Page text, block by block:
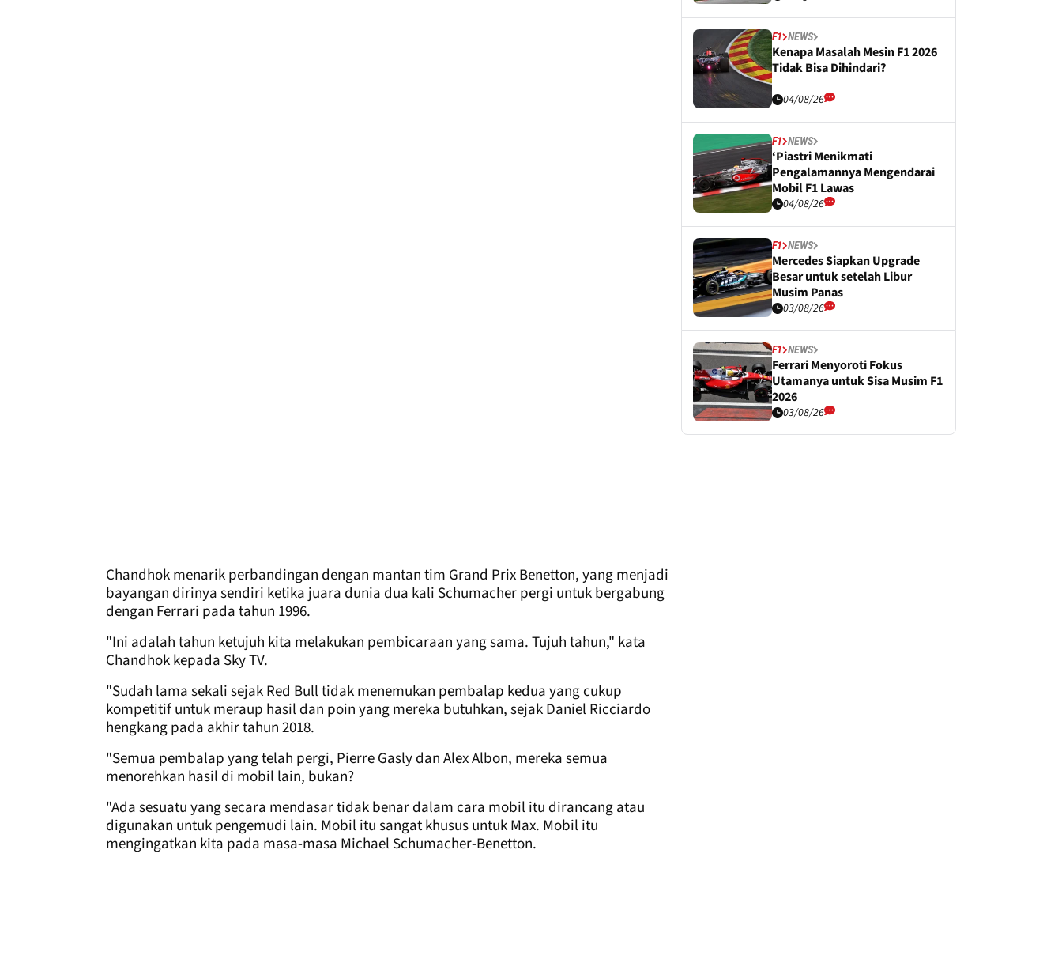
Chandhok menarik perbandingan dengan mantan tim Grand Prix Benetton, yang menjadi
bayangan dirinya sendiri ketika juara dunia dua kali Schumacher pergi untuk bergabung
dengan Ferrari pada tahun 1996.
"Ini adalah tahun ketujuh kita melakukan pembicaraan yang sama. Tujuh tahun," kata
Chandhok kepada Sky TV.
"Sudah lama sekali sejak Red Bull tidak menemukan pembalap kedua yang cukup
kompetitif untuk meraup hasil dan poin yang mereka butuhkan, sejak Daniel Ricciardo
hengkang pada akhir tahun 2018.
"Semua pembalap yang telah pergi, Pierre Gasly dan Alex Albon, mereka semua
menorehkan hasil di mobil lain, bukan?
"Ada sesuatu yang secara mendasar tidak benar dalam cara mobil itu dirancang atau
digunakan untuk pengemudi lain. Mobil itu sangat khusus untuk Max. Mobil itu
mengingatkan kita pada masa-masa Michael Schumacher-Benetton.
F1 NEWS
Kenapa Masalah Mesin F1 2026
Tidak Bisa Dihindari?
04/08/26
F1 NEWS
‘Piastri Menikmati
Pengalamannya Mengendarai
Mobil F1 Lawas
04/08/26
F1 NEWS
Mercedes Siapkan Upgrade
Besar untuk setelah Libur
Musim Panas
03/08/26
F1 NEWS
Ferrari Menyoroti Fokus
Utamanya untuk Sisa Musim F1
2026
03/08/26